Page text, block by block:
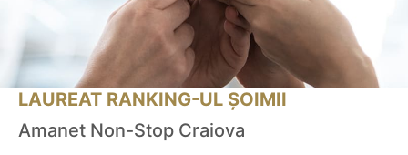
LAUREAT RANKING-UL ȘOIMII
Amanet Non-Stop Craiova